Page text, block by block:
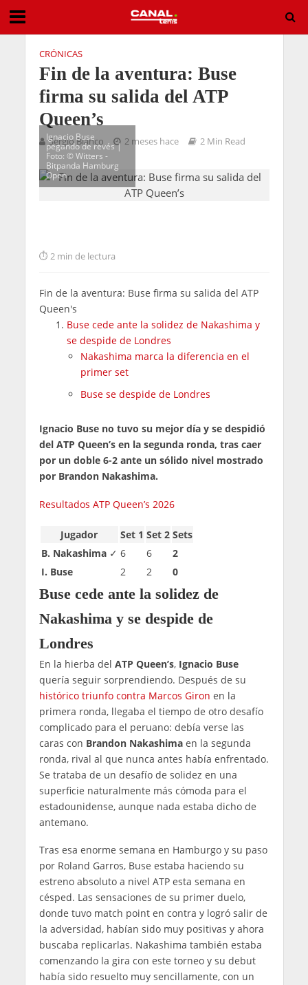
CRÓNICAS
Fin de la aventura: Buse
firma su salida del ATP
Queen’s
Sergio Blanco 2 meses hace 2 Min Read
Ignacio Buse
pegando de revés |
Foto: ©️ Witters -
Bitpanda Hamburg
Open
2 min de lectura
Fin de la aventura: Buse firma su salida del ATP
Queen's
Buse cede ante la solidez de Nakashima y
se despide de Londres
Nakashima marca la diferencia en el
primer set
Buse se despide de Londres
Ignacio Buse no tuvo su mejor día y se despidió
del ATP Queen’s en la segunda ronda, tras caer
por un doble 6-2 ante un sólido nivel mostrado
por Brandon Nakashima.
Resultados ATP Queen’s 2026
Jugador Set 1 Set 2 Sets
B. Nakashima✓ 6 6
2
I. Buse
2 2 0
Buse cede ante la solidez de
Nakashima y se despide de
Londres
En la hierba del ATP Queen’s, Ignacio Buse
quería seguir sorprendiendo. Después de su
histórico triunfo contra Marcos Giron en la
primera ronda, llegaba el tiempo de otro desafío
complicado para el peruano: debía verse las
caras con Brandon Nakashimaen la segunda
ronda, rival al que nunca antes había enfrentado.
Se trataba de un desafío de solidez en una
superficie naturalmente más cómoda para el
estadounidense, aunque nada estaba dicho de
antemano.
Tras esa enorme semana en Hamburgo y su paso
por Roland Garros, Buse estaba haciendo su
estreno absoluto a nivel ATP esta semana en
césped. Las sensaciones de su primer duelo,
donde tuvo match point en contra y logró salir de
la adversidad, habían sido muy positivas y ahora
buscaba replicarlas. Nakashima también estaba
comenzando la gira con este torneo y su debut
había sido resuelto muy sencillamente, con un